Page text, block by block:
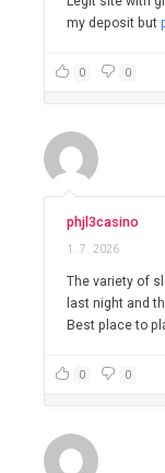
my deposit but
0 0
phjl3casino
1. 7. 2026
The variety of
last night and
Best place to
0 0